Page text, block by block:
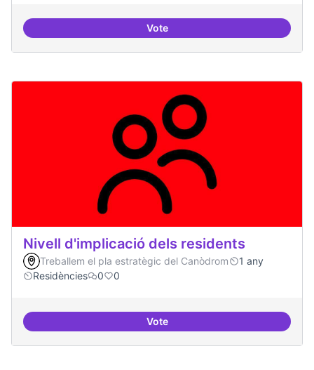
VoteRefugi en cas d'un tall a internet
Nivell d'implicació dels residents
Treballem el pla estratègic del Canòdrom
1 any
Residències
0 0
VoteNivell d'implicació dels residents